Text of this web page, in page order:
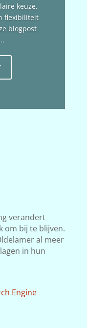
keuze,
flexibiliteit
blogpost
verandert
om bij te blijven.
al meer
in hun
Engine